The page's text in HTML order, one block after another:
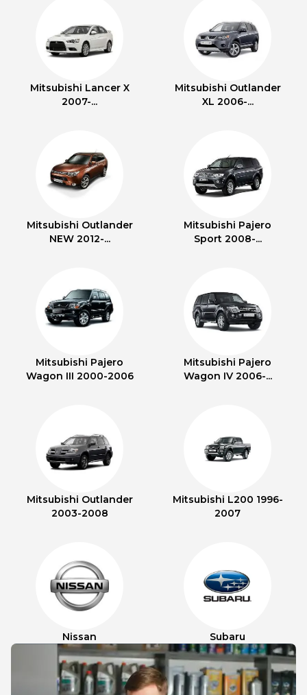
Mitsubishi Lancer X
2007-...
Mitsubishi Outlander
XL 2006-...
Mitsubishi Outlander
NEW 2012-...
Mitsubishi Pajero
Sport 2008-...
Mitsubishi Pajero
Wagon III 2000-2006
Mitsubishi Pajero
Wagon IV 2006-...
Mitsubishi Outlander
2003-2008
Mitsubishi L200 1996-
2007
Nissan Subaru